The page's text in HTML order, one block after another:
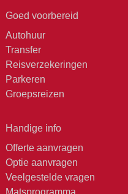
Goed voorbereid
Autohuur
Transfer
Reisverzekeringen
Parkeren
Groepsreizen
Handige info
Offerte aanvragen
Optie aanvragen
Veelgestelde vragen
Matsprogramma